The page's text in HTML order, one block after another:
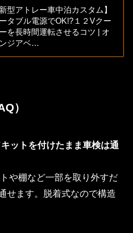
新型アトレー車中泊カスタム】
タブル電源でOK!?１２Vクー
を長時間運転させるコツ | オ
ジアベ…
）
ットを付けたまま車検は通
や棚など一部を取り外すだ
せます。脱着式なので構造